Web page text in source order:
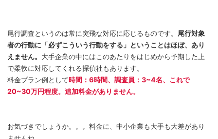
尾行調査というのは常に突飛な対応に応じるものです。 尾行対象
者の行動に「必ずこういう行動をする」ということはほぼ、あり
えません。 大手企業の中にはこのあたりをはじめから予期した上
で柔軟に対応してくれる探偵社もあります。
料金プラン例として時間：6時間、調査員：3~4名、これで
20~30万円程度。追加料金がありません。
お気づきでしょうか。。。料金に、中小企業も大手も大差があり